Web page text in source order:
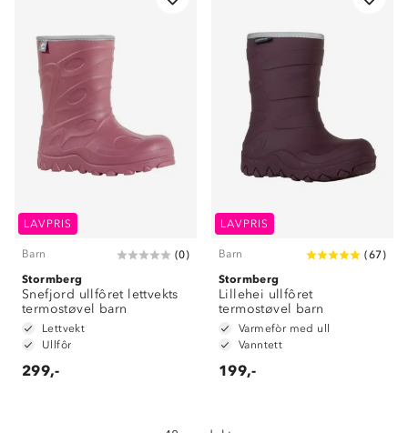
LAVPRIS
Barn (0)
Stormberg
Snefjord ullfôret lettvekts
termostøvel barn
Lettvekt
Ullfôr
299,-
LAVPRIS
Barn (67)
Stormberg
Lillehei ullfôret
termostøvel barn
Varmefòr med ull
Vanntett
199,-
Om Stormberg
Verdigrunnlag